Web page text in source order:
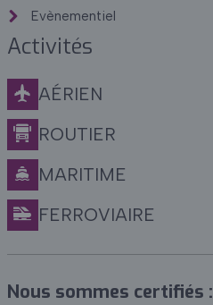
Evènementiel
Activités
AÉRIEN
ROUTIER
MARITIME
FERROVIAIRE
Nous sommes certifiés :